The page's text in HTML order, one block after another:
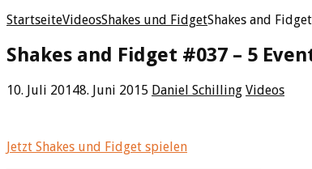
StartseiteVideosShakes und FidgetShakes and
Shakes and Fidget #037 – 5
10. Juli 20148. Juni 2015 Daniel Schilling Videos
Jetzt Shakes und Fidget spielen